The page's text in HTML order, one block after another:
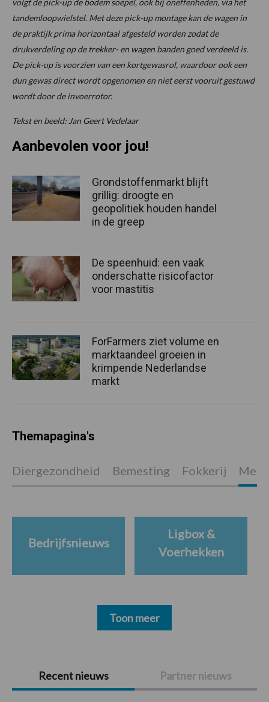
tandemloopwielstel. Met deze pick-up montage kan de wagen in
de praktijk prima horizontaal afgesteld worden zodat de
drukverdeling op de trekker- en wagen banden goed verdeeld is.
De pick-up is voorzien van een kortgewasrol, waardoor ook een
dun gewas direct wordt opgenomen en niet eerst vooruit gestuwd
wordt door de invoerrotor.
Tekst en beeld: Jan Geert Vedelaar
Primaire
Sidebar
Recent nieuws Partner nieuws
Aanbevolen voor jou!
Grondstoffenmarkt blijft
grillig: droogte en
geopolitiek houden handel
in de greep
De speenhuid: een vaak
onderschatte risicofactor
voor mastitis
ForFarmers ziet volume en
marktaandeel groeien in
krimpende Nederlandse
markt
Themapagina's
Diergezondheid Bemesting Fokkerij
Bedrijfsnieuws
Ligbox &
Voerhekken
Toon meer